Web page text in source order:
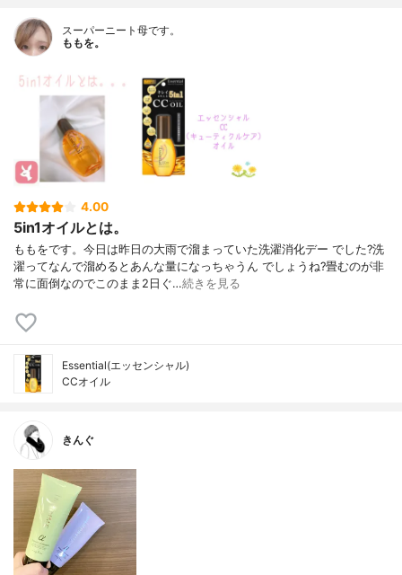
スーパーニート母です。
ももを。
4.00
5in1オイルとは。
ももをです。今日は昨日の大雨で溜まっていた洗濯消化デー でした?洗
濯ってなんで溜めるとあんな量になっちゃうん でしょうね?畳むのが非
常に面倒なのでこのまま2日ぐ…続きを見る
Essential(エッセンシャル)
CCオイル
きんぐ